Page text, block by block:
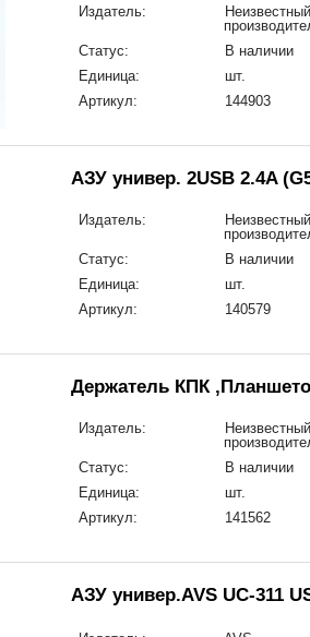
Издатель:
Неизвестный
Статус:
В наличии
Единица:
шт.
Артикул:
144903
АЗУ универ. 2USB 2.4A
Издатель:
Неизвестный
Статус:
В наличии
Единица:
шт.
Артикул:
140579
Держатель КПК
Издатель:
Неизвестный
Статус:
В наличии
Единица:
шт.
Артикул:
141562
АЗУ универ.AVS UC-311